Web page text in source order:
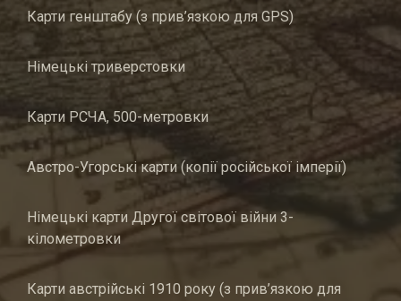
Карти генштабу (з прив’язкою для GPS)
Німецькі триверстовки
Карти РСЧА, 500-метровки
Австро-Угорські карти (копії російської імперії)
Німецькі карти Другої світової війни 3-
кілометровки
Карти австрійські 1910 року (з прив’язкою для